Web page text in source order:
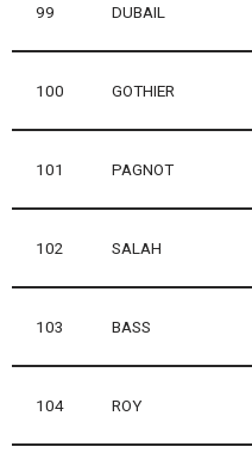
99 DUBAIL
100 GOTHIER
101 PAGNOT
102 SALAH
103 BASS
104 ROY